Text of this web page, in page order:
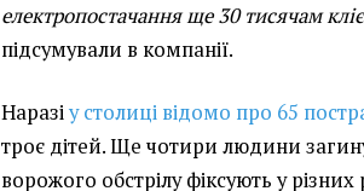
електропостачання ще 30 тисячам
підсумували в компанії.
Наразіу столиці відомо про 65
троє дітей. Ще чотири людини
ворожого обстрілу фіксують у